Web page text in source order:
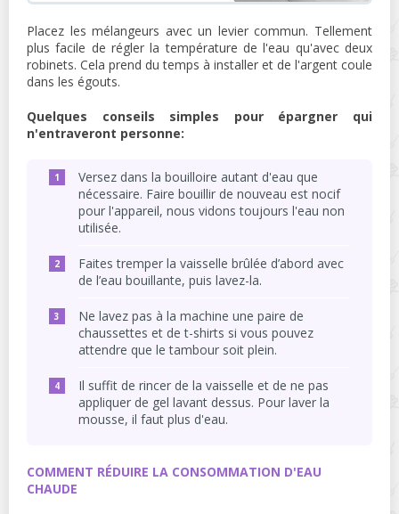
Placez les mélangeurs avec un levier commun. Tellement
plus facile de régler la température de l'eau qu'avec deux
robinets. Cela prend du temps à installer et de l'argent coule
dans les égouts.
Quelques conseils simples pour épargner qui
n'entraveront personne:
Versez dans la bouilloire autant d'eau que
nécessaire. Faire bouillir de nouveau est nocif
pour l'appareil, nous vidons toujours l'eau non
utilisée.
Faites tremper la vaisselle brûlée d’abord avec
de l’eau bouillante, puis lavez-la.
Ne lavez pas à la machine une paire de
chaussettes et de t-shirts si vous pouvez
attendre que le tambour soit plein.
Il suffit de rincer de la vaisselle et de ne pas
appliquer de gel lavant dessus. Pour laver la
mousse, il faut plus d'eau.
COMMENT RÉDUIRE LA CONSOMMATION D'EAU
CHAUDE